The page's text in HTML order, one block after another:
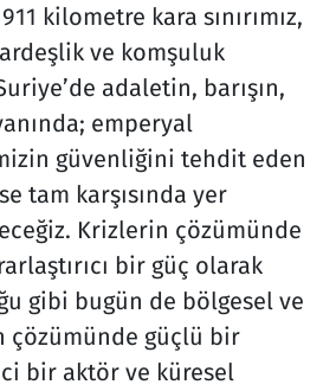
kilometre kara sınırımız,
ve komşuluk
adaletin, barışın,
emperyal
güvenliğini tehdit eden
tam karşısında yer
Krizlerin çözümünde
bir güç olarak
gibi bugün de bölgesel ve
çözümünde güçlü bir
bir aktör ve küresel